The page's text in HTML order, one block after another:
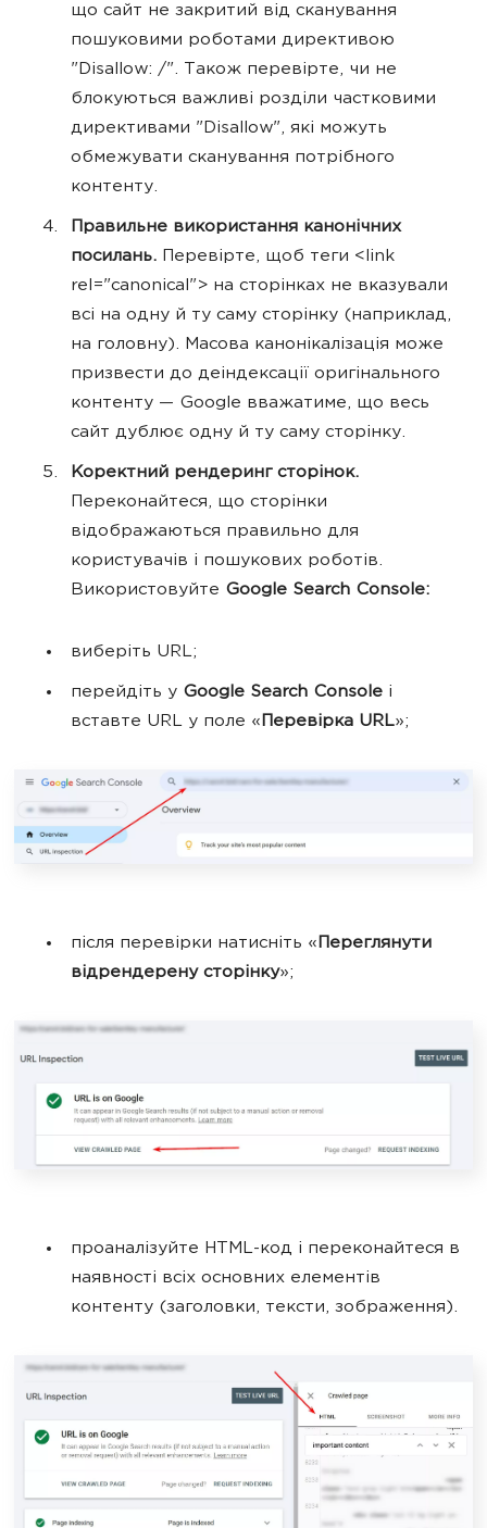
що сайт не закритий від сканування
пошуковими роботами директивою
"Disallow: /". Також перевірте, чи не
блокуються важливі розділи частковими
директивами "Disallow", які можуть
обмежувати сканування потрібного
контенту.
Правильне використання канонічних
посилань. Перевірте, щоб теги <link
rel="canonical"> на сторінках не вказували
всі на одну й ту саму сторінку (наприклад,
на головну). Масова канонікалізація може
призвести до деіндексації оригінального
контенту — Google вважатиме, що весь
сайт дублює одну й ту саму сторінку.
Коректний рендеринг сторінок.
Переконайтеся, що сторінки
відображаються правильно для
користувачів і пошукових роботів.
Використовуйте Google Search Console:
виберіть URL;
перейдіть у Google Search Console і
вставте URL у поле «Перевірка URL»;
після перевірки натисніть «Переглянути
відрендерену сторінку»;
проаналізуйте HTML-код і переконайтеся в
наявності всіх основних елементів
контенту (заголовки, тексти, зображення).